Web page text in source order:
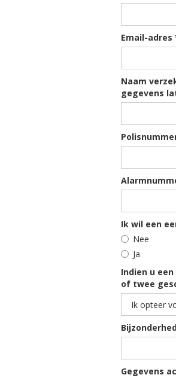
Email-adres
Naam
gegevens
Ik wil een
Nee
Ja
Indien u
of twee
Gegevens